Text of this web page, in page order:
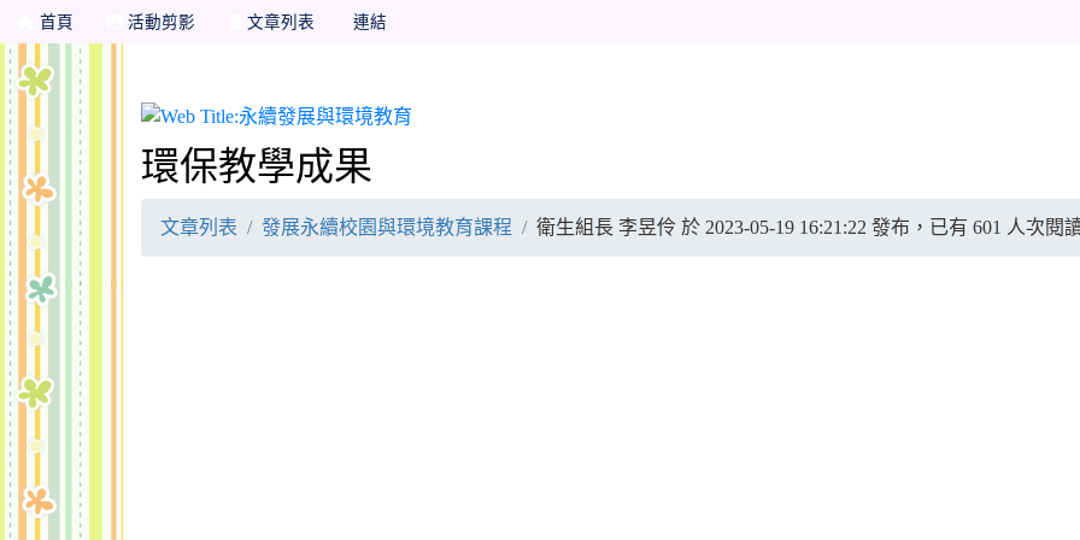
首頁 活動剪影 文章列表 連結
環保教學成果
文章列表 發展永續校園與環境教育課程 衛生組長 李昱伶 於 2023-05-19 16:21:22 發布，已有 601 人次閱